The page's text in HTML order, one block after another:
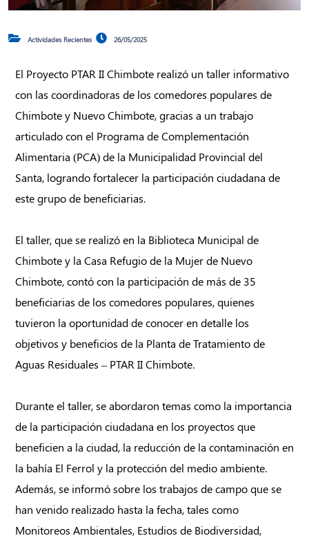
Actividades Recientes 26/05/2025
El Proyecto PTAR II Chimbote realizó un taller informativo
con las coordinadoras de los comedores populares de
Chimbote y Nuevo Chimbote, gracias a un trabajo
articulado con el Programa de Complementación
Alimentaria (PCA) de la Municipalidad Provincial del
Santa, logrando fortalecer la participación ciudadana de
este grupo de beneficiarias.
El taller, que se realizó en la Biblioteca Municipal de
Chimbote y la Casa Refugio de la Mujer de Nuevo
Chimbote, contó con la participación de más de 35
beneficiarias de los comedores populares, quienes
tuvieron la oportunidad de conocer en detalle los
objetivos y beneficios de la Planta de Tratamiento de
Aguas Residuales – PTAR II Chimbote.
Durante el taller, se abordaron temas como la importancia
de la participación ciudadana en los proyectos que
beneficien a la ciudad, la reducción de la contaminación en
la bahía El Ferrol y la protección del medio ambiente.
Además, se informó sobre los trabajos de campo que se
han venido realizado hasta la fecha, tales como
Monitoreos Ambientales, Estudios de Biodiversidad,